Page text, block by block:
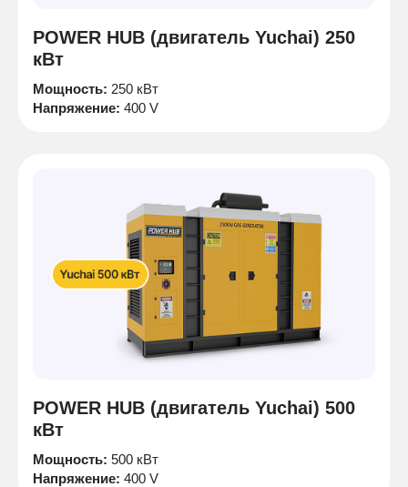
POWER HUB (двигатель Yuchai) 250
кВт
Мощность: 250 кВт
Напряжение: 400 V
POWER HUB (двигатель Yuchai) 500
кВт
Мощность: 500 кВт
Напряжение: 400 V